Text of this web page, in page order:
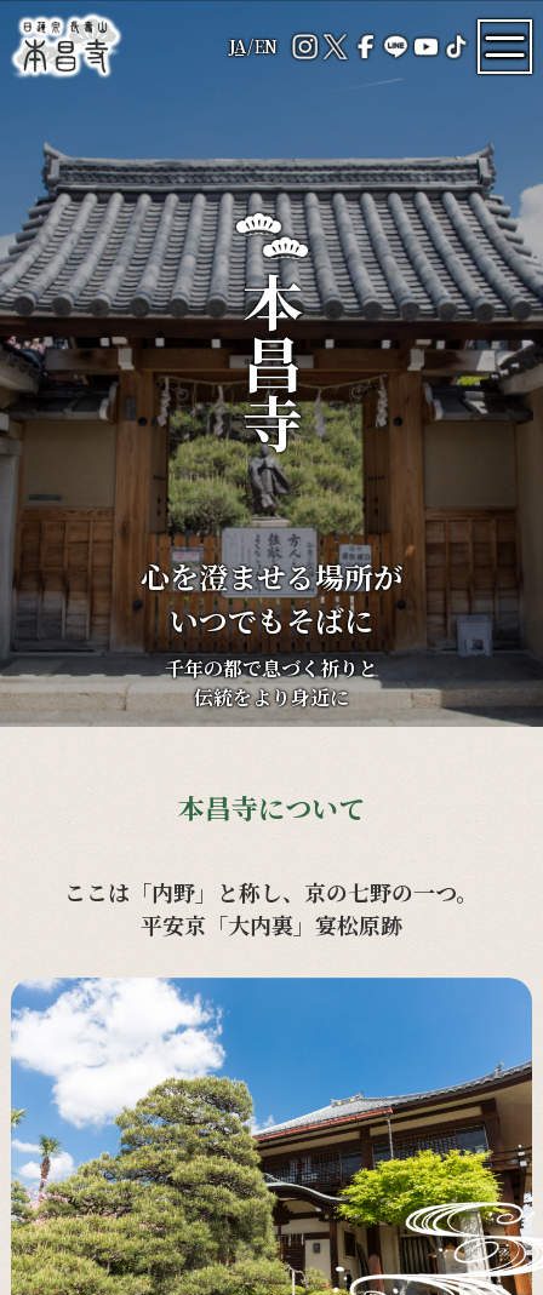
JA/EN
心を澄ませる場所が
いつでもそばに
千年の都で息づく祈りと
伝統をより身近に
本昌寺
本昌寺について
ここは「内野」と称し、京の七野の一つ。
平安京「大内裏」宴松原跡